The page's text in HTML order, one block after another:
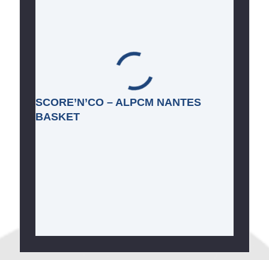
SCORE’N’CO – ALPCM NANTES
BASKET